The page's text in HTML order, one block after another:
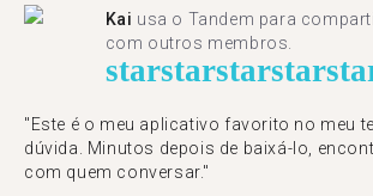
Kai usa o Tandem para
com outros membros.
starstarstarstar
"Este é o meu aplicativo favorito no meu
dúvida. Minutos depois de baixá-lo,
com quem conversar."